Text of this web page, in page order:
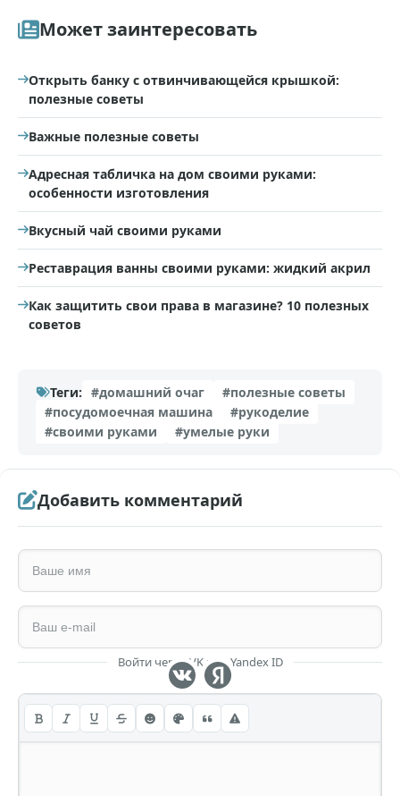
Может заинтересовать
Открыть банку с отвинчивающейся крышкой:
полезные советы
​Важные полезные советы
Адресная табличка на дом своими руками:
особенности изготовления
Вкусный чай своими руками
Реставрация ванны своими руками: жидкий акрил
Как защитить свои права в магазине? 10 полезных
советов
Теги: #домашний очаг
#полезные советы
#посудомоечная машина
#рукоделие
#своими руками
#умелые руки
Добавить комментарий
Войти через VK или Yandex ID